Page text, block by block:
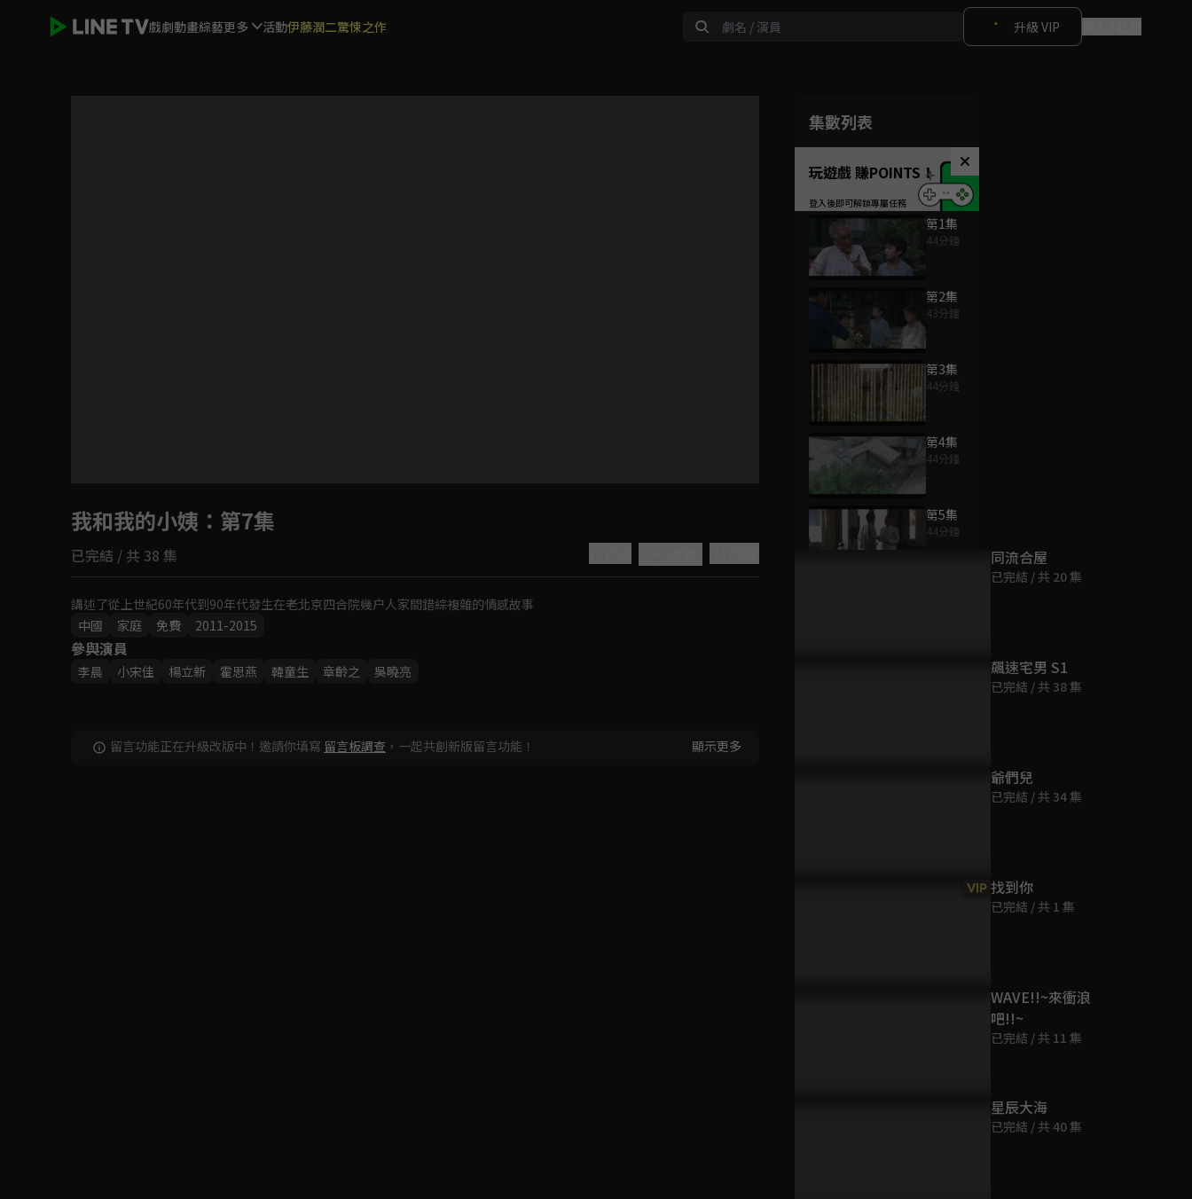
戲劇動畫綜藝更多 活動伊藤潤二驚悚之作 升級 VIP
Video
如有不便請見諒
集數列表
玩遊戲 賺POINTS！
第1集
44分鐘
第2集
43分鐘
第3集
44分鐘
第4集
44分鐘
第5集
44分鐘
我和我的小姨 ：第7集
已完結 / 共 38 集
講述了從上世紀60年代到90年代發生在老北京四合院幾户人家間錯綜複雜的情感故事
中國
家庭 免費 2011-2015
參與演員
李晨 小宋佳 楊立新 霍思燕 韓童生 章齡之 吳曉亮
留言功能正在升級改版中！邀請你填寫 留言板調查 ，一起共創新版留言功能！ 顯示更多
為您推薦
同流合屋
已完結 / 共 20 集
飆速宅男 S1
已完結 / 共 38 集
爺們兒
已完結 / 共 34 集
VIP 找到你
已完結 / 共 1 集
WAVE!!~來衝浪
吧!!~
已完結 / 共 11 集
星辰大海
已完結 / 共 40 集